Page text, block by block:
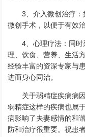
3、介入微创治疗
微创手术，以便于有效
4、心理疗法：同
理、饮食、营养、生活
经验丰富的资深专家与
进而身心同治。
关于弱精症疾病病
弱精症这样的疾病也属
病影响了夫妻感情的和
防和治疗很重要。祝患